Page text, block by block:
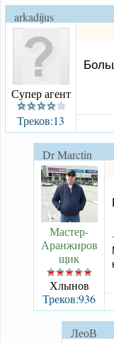
arkadijus
Супер агент
Треков:13
Dr Marctin
Мастер-
Аранжиров
щик
Хлынов
Треков:936
ЛеоВ